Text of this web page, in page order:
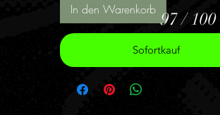
In den Warenkorb
Sofortkauf
97 / 100